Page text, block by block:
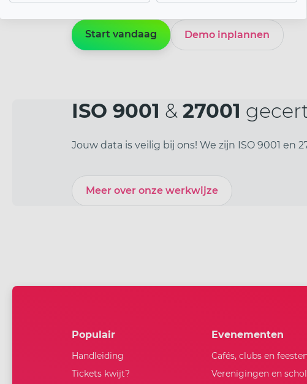
Start vandaag Demo inplannen
ISO 9001 & 27001
Jouw data is veilig bij ons! We zijn ISO 9001
Meer over onze werkwijze
Populair
Handleiding
Tickets kwijt?
Evenementen
Cafés, clubs en
Verenigingen en